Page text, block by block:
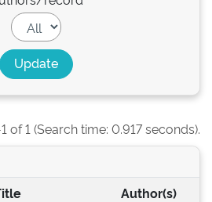
of 1 (Search time: 0.917 seconds).
Author(s)